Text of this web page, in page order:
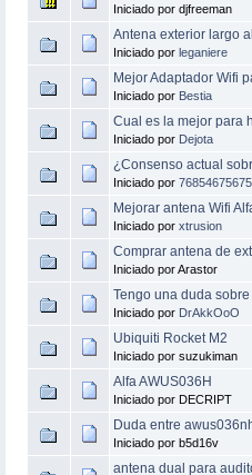
Iniciado por djfreeman
Antena exterior largo
Iniciado por leganiere
Mejor Adaptador Wifi
Iniciado por Bestia
Cual es la mejor para
Iniciado por Dejota
¿Consenso actual
Iniciado por 76854675675
Mejorar antena Wifi
Iniciado por xtrusion
Comprar antena de
Iniciado por Arastor
Tengo una duda
Iniciado por DrAkkOoO
Ubiquiti Rocket M2
Iniciado por suzukiman
Alfa AWUS036H
Iniciado por DECRIPT
Duda entre
Iniciado por b5d16v
antena dual para